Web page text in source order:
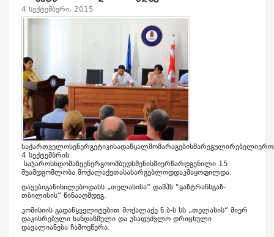
4 სექტემბერი, 2015
4 სექტემბრის
საჯაროსხდომაზეენერგოომბუდსმენისმიერწარდგენილი 15
შუამდგომლობა მოქალაქეთასასარგებლოდდაკმაყოფილდა.
დავებიგანიხილებოდასს „თელასისა“ დაშპს "ყაზტრანსგაზ-
თბილისის“ წინააღმდეგ.
კომისიის გადაწყველიტებით მოქალაქე ნ.ბ-ს სს „თელასის“ მიერ
დაკისრებული ხანდაზმული და უსაფუძვლო დრიცხული
დავალიანება ჩამოეწერა.